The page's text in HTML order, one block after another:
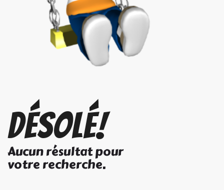
Désolé!
Aucun résultat pour
votre recherche.